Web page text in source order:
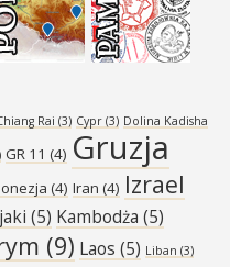
Rai (3) Cypr (3) Dolina Kadisha
GR 11 (4) Gruzja
(4) Iran (4) Izrael
(5) Kambodża (5)
(9) Laos (5) Liban (3)